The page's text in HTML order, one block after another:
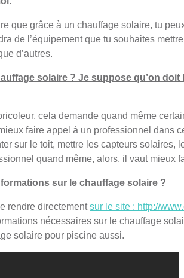
que grâce à un chauffage solaire, tu
de l’équipement que tu souhaites
d’autres.
solaire ? Je suppose qu’on doit
cela demande quand même
faire appel à un professionnel dans
sur le toit, mettre les capteurs solaires,
quand même, alors, il vaut mieux
sur le chauffage solaire ?
rendre directementsur le site : http://
nécessaires sur le chauffage
solaire pour piscine aussi.